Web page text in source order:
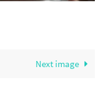
Next image